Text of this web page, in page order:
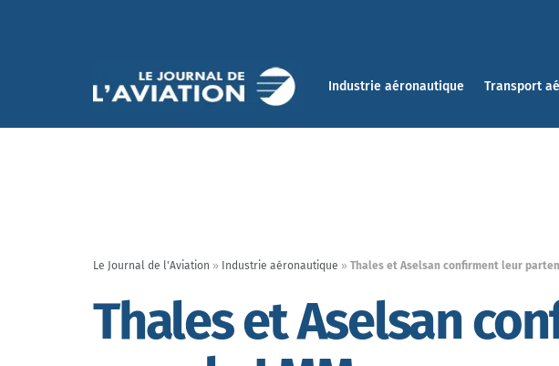
Industrie aéronautique Transport
Le Journal de l'Aviation » Industrie aéronautique » Thales et Aselsan confirment leur
Thales et Aselsan